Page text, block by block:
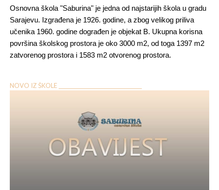
Osnovna škola "Saburina" je jedna od najstarijih škola u gradu
Sarajevu. Izgrađena je 1926. godine, a zbog velikog priliva
učenika 1960. godine dograđen je objekat B. Ukupna korisna
površina školskog prostora je oko 3000 m2, od toga 1397 m2
zatvorenog prostora i 1583 m2 otvorenog prostora.
NOVO IZ ŠKOLE __________________________________